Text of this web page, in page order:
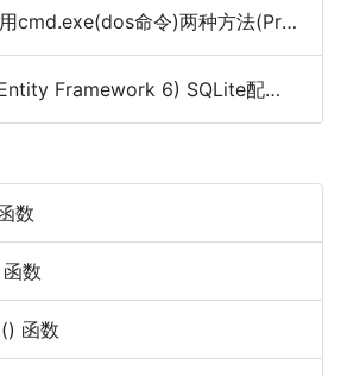
命令)两种方法(Process,Cli)
Framework 6) SQLite配置使用(codefirst)
数
数
函数